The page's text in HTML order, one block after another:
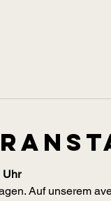
Uhr
Auf unserem